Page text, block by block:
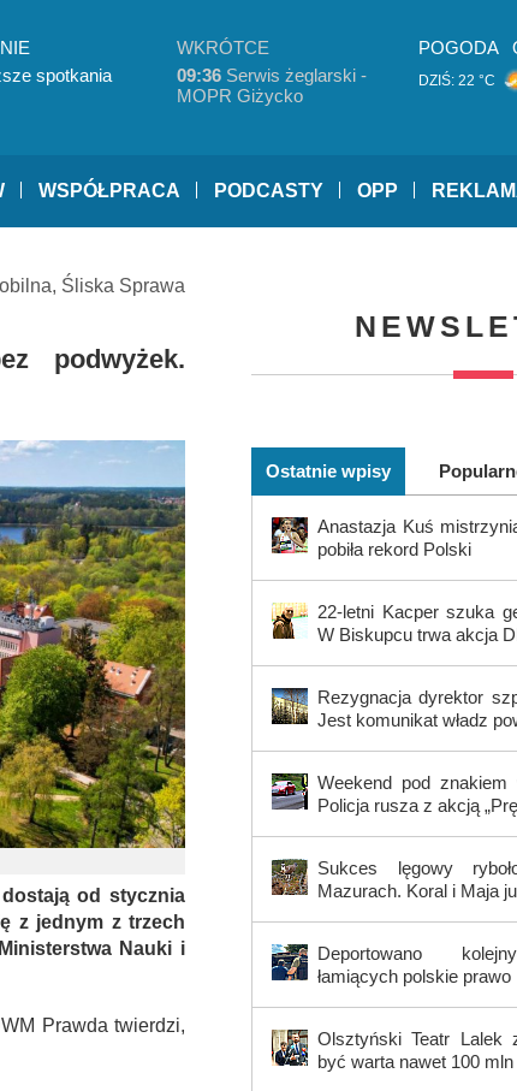
spotkania
WKRÓTCE
09:36 Serwis żeglarski -
MOPR Giżycko
POGODA
DZIŚ: 22 °C
WSPÓŁPRACA PODCASTY OPP
, Śliska Sprawa
podwyżek.
od stycznia
z jednym z trzech
Nauki i
Prawda twierdzi,
Ostatnie wpisy
Anastazja Kuś
pobiła rekord Polski
22-letni Kacper szuka
W Biskupcu trwa akcja
Rezygnacja dyrektor
Jest komunikat władz
Weekend pod znakiem
Policja rusza z akcją
Sukces lęgowy
Mazurach. Koral i Maja
Deportowano
łamiących polskie prawo
Olsztyński Teatr Lalek
być warta nawet 100 mln